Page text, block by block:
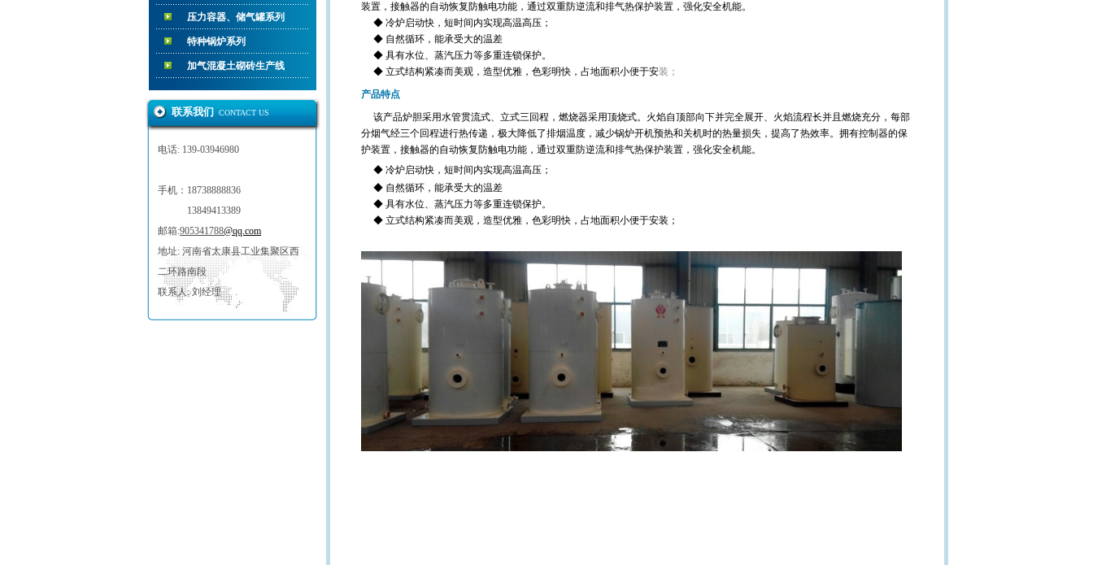
压力容器、储气罐系列
特种锅炉系列
加气混凝土砌砖生产线
联系我们 CONTACT US
电话: 139-03946980
手机：18738888836
13849413389
邮箱:905341788@qq.com
地址: 河南省太康县工业集聚区西
二环路南段
联系人: 刘经理
装置，接触器的自动恢复防触电功能，通过双重防逆流和排气热保护装置，强化安全机能。
◆ 冷炉启动快，短时间内实现高温高压；
◆ 自然循环，能承受大的温差
◆ 具有水位、蒸汽压力等多重连锁保护。
◆ 立式结构紧凑而美观，造型优雅，色彩明快，占地面积小便于安装；
产品特点
该产品炉胆采用水管贯流式、立式三回程，燃烧器采用顶烧式。火焰自顶部向下并完全展开、火焰流程长并且燃烧充分，每部
分烟气经三个回程进行热传递，极大降低了排烟温度，减少锅炉开机预热和关机时的热量损失，提高了热效率。拥有控制器的保
护装置，接触器的自动恢复防触电功能，通过双重防逆流和排气热保护装置，强化安全机能。
◆ 冷炉启动快，短时间内实现高温高压；
◆ 自然循环，能承受大的温差
◆ 具有水位、蒸汽压力等多重连锁保护。
◆ 立式结构紧凑而美观，造型优雅，色彩明快，占地面积小便于安装；